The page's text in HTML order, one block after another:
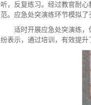
听，反复练习。经过教官耐
范。应急处突演练环节模拟了
适时开展应急处突演练
纷表示，通过培训，有效提升